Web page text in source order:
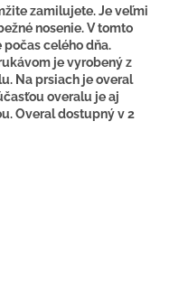
zamilujete. Je veľmi
nosenie. V tomto
celého dňa.
je vyrobený z
Na prsiach je overal
overalu je aj
Overal dostupný v 2